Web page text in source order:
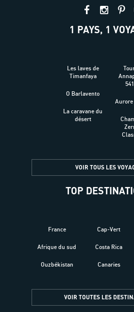
1 PAYS, 1
Les laves de
Timanfaya
O Barlavento
La caravane du
désert
VOIR TOUS LES
TOP
France
Afrique du sud
Ouzbékistan
Cap-Vert
Costa Rica
Canaries
VOIR TOUTES LES